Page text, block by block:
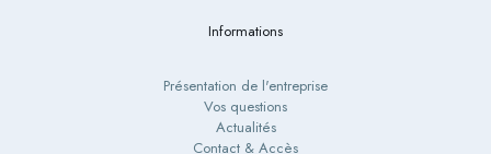
Informations
Présentation de l'entreprise
Vos questions
Actualités
Contact & Accès